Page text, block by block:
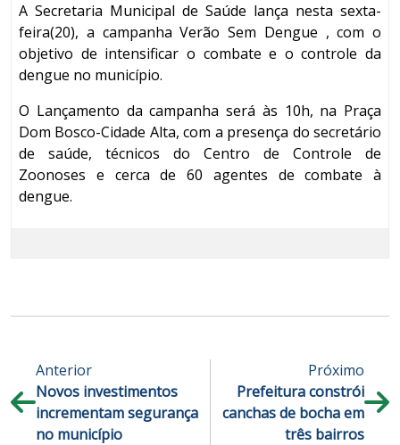
A Secretaria Municipal de Saúde lança nesta sexta-
feira(20), a campanha Verão Sem Dengue , com o
objetivo de intensificar o combate e o controle da
dengue no município.
O Lançamento da campanha será às 10h, na Praça
Dom Bosco-Cidade Alta, com a presença do secretário
de saúde, técnicos do Centro de Controle de
Zoonoses e cerca de 60 agentes de combate à
dengue.
Anterior
Novos investimentos
incrementam segurança
no município
Próximo
Prefeitura constrói
canchas de bocha em
três bairros